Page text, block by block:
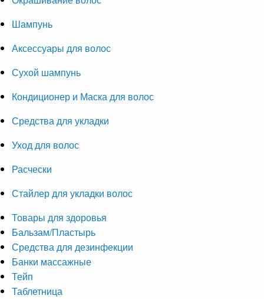
Шампунь
Аксессуары для волос
Сухой шампунь
Кондиционер и Маска для волос
Средства для укладки
Уход для волос
Расчески
Стайлер для укладки волос
Товары для здоровья
Бальзам/Пластырь
Средства для дезинфекции
Банки массажные
Тейп
Таблетница